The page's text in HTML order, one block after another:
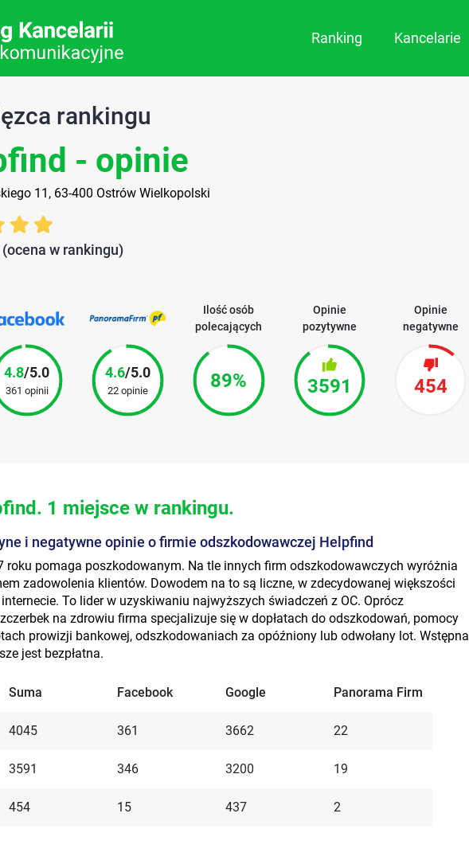
Ranking Kancelarie
rankingu
- opinie
11, 63-400 Ostrów Wielkopolski
(ocena w rankingu)
4.8/5.0
361 opinii
4.6/5.0
22 opinie
Ilość osób
polecających
89%
Opinie
pozytywne
3591
Opinie
negatywne
454
1 miejsce w rankingu.
i negatywne opinie o firmie odszkodowawczej Helpfind
roku pomaga poszkodowanym. Na tle innych firm odszkodowawczych wyróżnia
zadowolenia klientów. Dowodem na to są liczne, w zdecydowanej większości
To lider w uzyskiwaniu najwyższych świadczeń z OC. Oprócz
na zdrowiu firma specjalizuje się w dopłatach do odszkodowań, pomocy
prowizji bankowej, odszkodowaniach za opóźniony lub odwołany lot. Wstępna
jest bezpłatna.
Suma Facebook Google Panorama Firm
4045 361 3662 22
3591 346 3200 19
454 15 437 2